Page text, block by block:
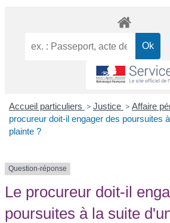
Accueil particuliers > Justice > Affaire
procureur doit-il engager des poursuites
plainte ?
Question-réponse
Le procureur doit-il
poursuites à la suite